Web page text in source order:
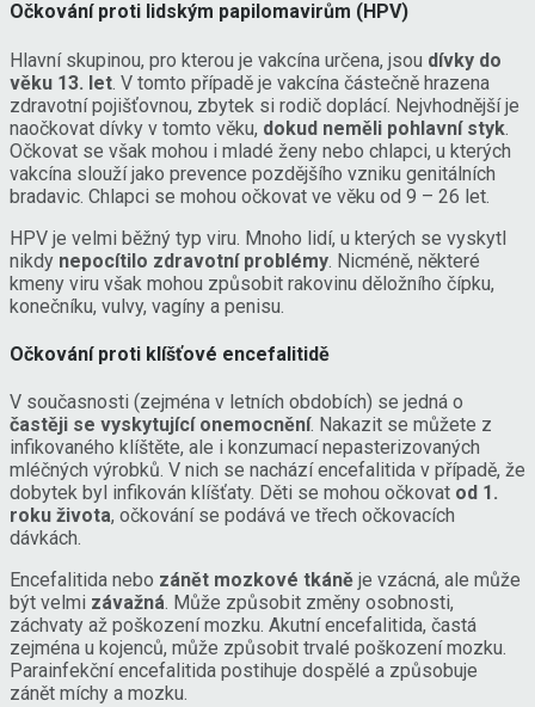
Očkování proti lidským papilomavirům (HPV)
Hlavní skupinou, pro kterou je vakcína určena, jsou dívky do
věku 13. let . V tomto případě je vakcína částečně hrazena
zdravotní pojišťovnou, zbytek si rodič doplácí. Nejvhodnější je
naočkovat dívky v tomto věku, dokud neměli pohlavní styk
Očkovat se však mohou i mladé ženy nebo chlapci, u kterých
vakcína slouží jako prevence pozdějšího vzniku genitálních
bradavic. Chlapci se mohou očkovat ve věku od 9 – 26 let.
HPV je velmi běžný typ viru. Mnoho lidí, u kterých se vyskytl
nikdy nepocítilo zdravotní problémy . Nicméně, některé
kmeny viru však mohou způsobit rakovinu děložního čípku,
konečníku, vulvy, vagíny a penisu.
Očkování proti klíšťové encefalitidě
V současnosti (zejména v letních obdobích) se jedná o
častěji se vyskytující onemocnění. Nakazit se můžete z
infikovaného klíštěte, ale i konzumací nepasterizovaných
mléčných výrobků. V nich se nachází encefalitida v případě, že
dobytek byl infikován klíšťaty. Děti se mohou očkovat od 1.
roku života, očkování se podává ve třech očkovacích
dávkách.
Encefalitida nebo zánět mozkové tkáně je vzácná, ale může
být velmi závažná. Může způsobit změny osobnosti,
záchvaty až poškození mozku. Akutní encefalitida, častá
zejména u kojenců, může způsobit trvalé poškození mozku.
Parainfekční encefalitida postihuje dospělé a způsobuje
zánět míchy a mozku.